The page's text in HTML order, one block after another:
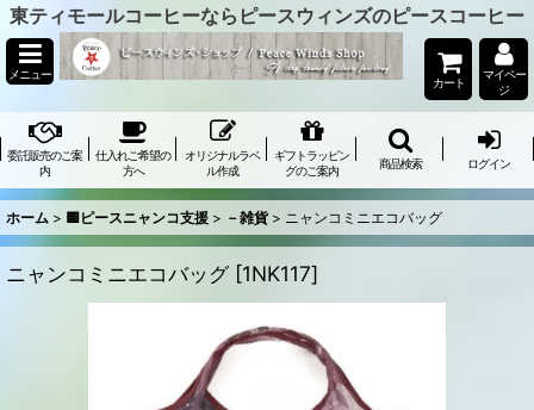
東ティモールコーヒーならピースウィンズのピースコーヒー
メニュー
カート
マイペー
ジ
委託販売のご案
内
仕入れご希望の
方へ
オリジナルラベ
ル作成
ギフトラッピン
グのご案内
商品検索 ログイン
ホーム > 🟨ピースニャンコ支援 > －雑貨 > ニャンコミニエコバッグ
ニャンコミニエコバッグ [1NK117]